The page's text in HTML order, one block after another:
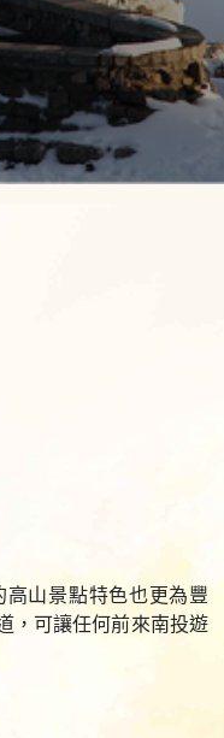
山景點特色也更為豐
，可讓任何前來南投遊